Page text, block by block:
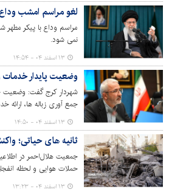
لغو مراسم امشب
مراسم وداع با پیکر مطهر
نمی شود.
۱۳ اسفند ۰۴ - ۱۴:۵۴
وضعیت پایدار
شهردار کرج گفت: وضعیت
جمع آوری زباله ها،
روز بازارها، سرویس دهی
سایر فعالیت ها کاملأ
انجام وظایف ذاتی وجود
شرایط نیز تمهیدات لازم
۱۳ اسفند ۰۴ - ۱۴:۵۰
ثانیه های حیاتی؛
جمعیت هلال‌احمر در
حملات هوایی و لحظه
آن توجه و از خود مراقبت
۱۳ اسفند ۰۴ - ۱۳:۲۳